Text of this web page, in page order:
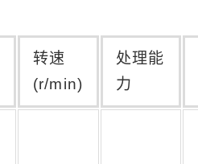
转速
(r/min)
处理能
力